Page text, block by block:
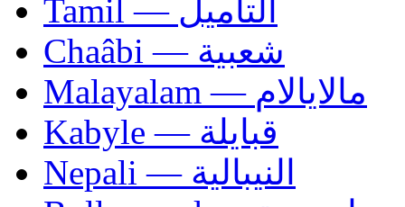
Tamil — التاميل
Chaâbi — شعبية
Malayalam — مالايالام
Kabyle — قبايلة
Nepali — النيبالية